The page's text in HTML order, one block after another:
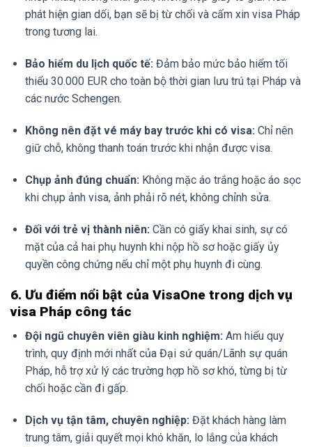
phát hiện gian dối, bạn sẽ bị từ chối và cấm xin visa Pháp
trong tương lai.
Bảo hiểm du lịch quốc tế: Đảm bảo mức bảo hiểm tối
thiểu 30.000 EUR cho toàn bộ thời gian lưu trú tại Pháp và
các nước Schengen.
Không nên đặt vé máy bay trước khi có visa: Chỉ nên
giữ chỗ, không thanh toán trước khi nhận được visa.
Chụp ảnh đúng chuẩn: Không mặc áo trắng hoặc áo sọc
khi chụp ảnh visa, ảnh phải rõ nét, không chỉnh sửa.
Đối với trẻ vị thành niên: Cần có giấy khai sinh, sự có
mặt của cả hai phụ huynh khi nộp hồ sơ hoặc giấy ủy
quyền công chứng nếu chỉ một phụ huynh đi cùng.
6. Ưu điểm nổi bật của VisaOne trong dịch vụ
visa Pháp công tác
Đội ngũ chuyên viên giàu kinh nghiệm: Am hiểu quy
trình, quy định mới nhất của Đại sứ quán/Lãnh sự quán
Pháp, hỗ trợ xử lý các trường hợp hồ sơ khó, từng bị từ
chối hoặc cần đi gấp.
Dịch vụ tận tâm, chuyên nghiệp: Đặt khách hàng làm
trung tâm, giải quyết mọi khó khăn, lo lắng của khách